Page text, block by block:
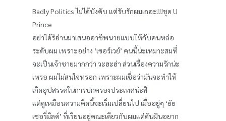
Badly Politics ไม่ได้บังคับ แต่รับรักผมเถอะ!!!ชุด U
Prince
อย่าได้ริอ่านมาเสนออาชีพนายแบบให้กับคนหล่อ
ระดับผม เพราะอย่าง ‘เซอร์เวย์’ คนนี้น่ะเหมาะสมที่
จะเป็นเจ้าชายมากกว่า วะฮะฮ่า ส่วนเรื่องความรักน่ะ
เหรอ ผมไม่สนใจหรอก เพราะผมเชื่อว่ามันจะทำให้
เกิดอุปสรรคในการปกครองประเทศน่ะสิ
แต่ดูเหมือนความคิดนี้จะเริ่มเปลี่ยนไป เมื่ออยู่ๆ ‘ยัย
เชอรี่มิลค์’ ที่เรียนอยู่คณะเดียวกับผมแต่ดันฝันอยาก